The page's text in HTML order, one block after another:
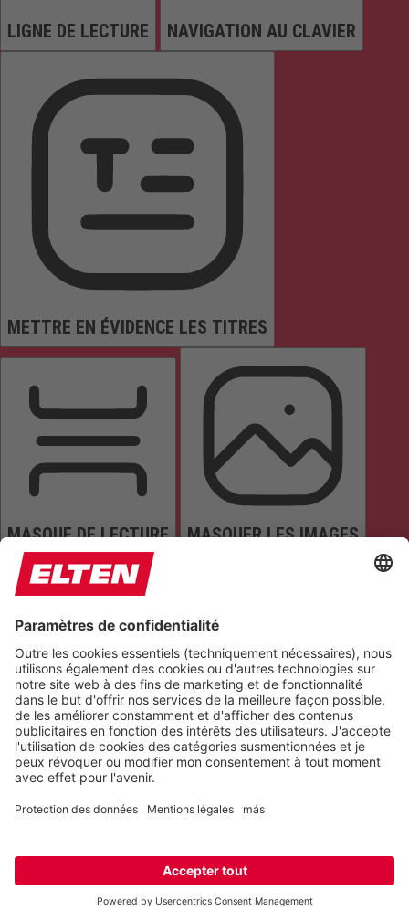
LIGNE DE LECTURE NAVIGATION AU CLAVIER
METTRE EN ÉVIDENCE LES TITRES
MASQUE DE LECTURE MASQUER LES IMAGES
TOUT METTRE EN ÉVIDENCE